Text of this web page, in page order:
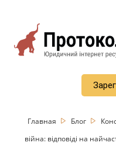
Главная Блог
війна: відповіді на